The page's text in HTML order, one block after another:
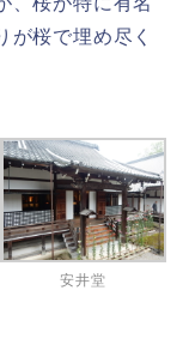
が桜で埋め尽く
安井堂